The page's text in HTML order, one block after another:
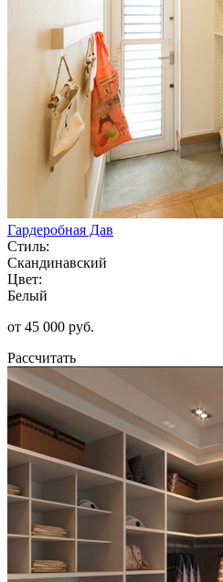
Гардеробная Дав
Стиль:
Скандинавский
Цвет:
Белый
от 45 000 руб.
Рассчитать